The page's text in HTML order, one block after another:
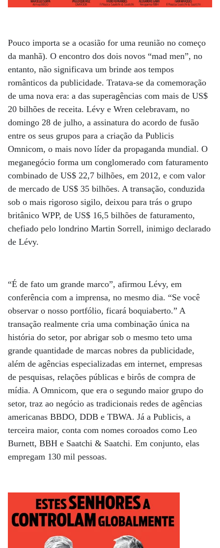
Pouco importa se a ocasião for uma reunião no começo
da manhã). O encontro dos dois novos “mad men”, no
entanto, não significava um brinde aos tempos
românticos da publicidade. Tratava-se da comemoração
de uma nova era: a das superagências com mais de US$
20 bilhões de receita. Lévy e Wren celebravam, no
domingo 28 de julho, a assinatura do acordo de fusão
entre os seus grupos para a criação da Publicis
Omnicom, o mais novo líder da propaganda mundial. O
meganegócio forma um conglomerado com faturamento
combinado de US$ 22,7 bilhões, em 2012, e com valor
de mercado de US$ 35 bilhões. A transação, conduzida
sob o mais rigoroso sigilo, deixou para trás o grupo
britânico WPP, de US$ 16,5 bilhões de faturamento,
chefiado pelo londrino Martin Sorrell, inimigo declarado
de Lévy.
“É de fato um grande marco”, afirmou Lévy, em
conferência com a imprensa, no mesmo dia. “Se você
observar o nosso portfólio, ficará boquiaberto.” A
transação realmente cria uma combinação única na
história do setor, por abrigar sob o mesmo teto uma
grande quantidade de marcas nobres da publicidade,
além de agências especializadas em internet, empresas
de pesquisas, relações públicas e birôs de compra de
mídia. A Omnicom, que era o segundo maior grupo do
setor, traz ao negócio as tradicionais redes de agências
americanas BBDO, DDB e TBWA. Já a Publicis, a
terceira maior, conta com nomes coroados como Leo
Burnett, BBH e Saatchi & Saatchi. Em conjunto, elas
empregam 130 mil pessoas.